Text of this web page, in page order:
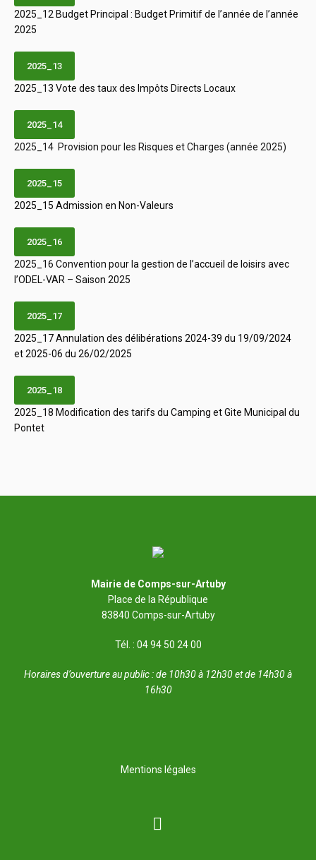
2025_12 Budget Principal : Budget Primitif de l’année de l’année
2025
2025_13
2025_13 Vote des taux des Impôts Directs Locaux
2025_14
2025_14 Provision pour les Risques et Charges (année 2025)
2025_15
2025_15 Admission en Non-Valeurs
2025_16
2025_16 Convention pour la gestion de l’accueil de loisirs avec
l’ODEL-VAR – Saison 2025
2025_17
2025_17 Annulation des délibérations 2024-39 du 19/09/2024
et 2025-06 du 26/02/2025
2025_18
2025_18 Modification des tarifs du Camping et Gite Municipal du
Pontet
Mairie de Comps-sur-Artuby
Place de la République
83840 Comps-sur-Artuby
Tél. : 04 94 50 24 00
Horaires d’ouverture au public : de 10h30 à 12h30 et de 14h30 à
16h30
Mentions légales